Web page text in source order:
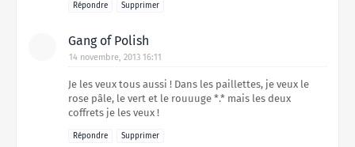
Répondre Supprimer
Gang of Polish
14 novembre, 2013 16:11
Je les veux tous aussi ! Dans les paillettes, je veux le
rose pâle, le vert et le rouuuge *.* mais les deux
coffrets je les veux !
Répondre Supprimer